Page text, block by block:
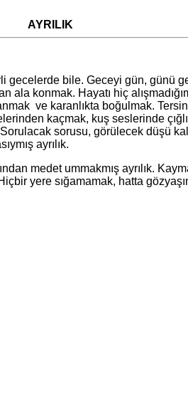
AYRILIK
bile. Geceyi gün, günü
ala konmak. Hayatı hiç
ve karanlıkta boğulmak.
kaçmak, kuş seslerinde
sorusu, görülecek düşü
ayrılık.
ummakmış ayrılık.
yere sığamamak, hatta